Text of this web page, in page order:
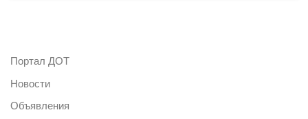
Портал ДОТ
Новости
Объявления